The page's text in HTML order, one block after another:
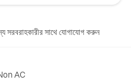
সরবরাহকারীর সাথে যোগাযোগ করুন
AC